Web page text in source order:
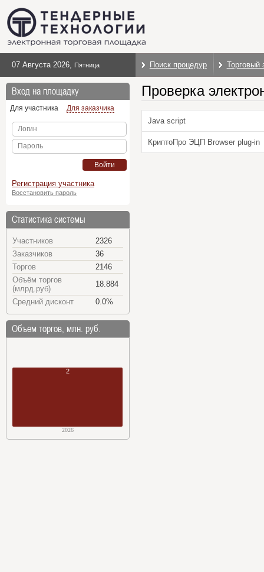
07 Августа 2026, Пятница Поиск процедур Торговый
Вход на площадку
Для участника Для заказчика
Логин
Пароль
Войти
Регистрация участника
Восстановить пароль
Статистика системы
Участников
2326
Заказчиков
36
Торгов
2146
Объём торгов
(млрд.руб)
18.884
Средний дисконт
0.0%
Объем торгов, млн. руб.
2
2026
Проверка
Java script
КриптоПро ЭЦП Browser plug-in